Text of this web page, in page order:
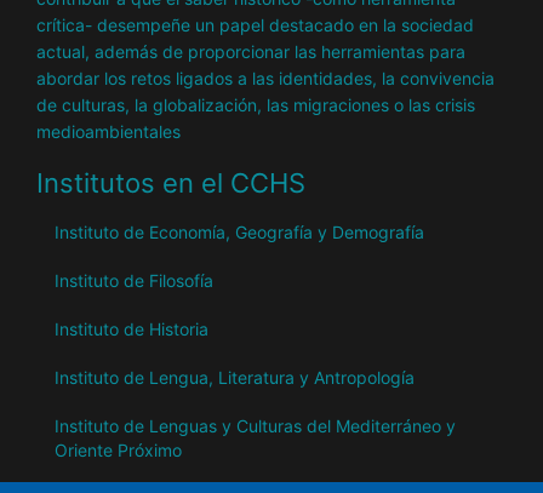
crítica- desempeñe un papel destacado en la sociedad
actual, además de proporcionar las herramientas para
abordar los retos ligados a las identidades, la convivencia
de culturas, la globalización, las migraciones o las crisis
medioambientales
Institutos en el CCHS
Instituto de Economía, Geografía y Demografía
Instituto de Filosofía
Instituto de Historia
Instituto de Lengua, Literatura y Antropología
Instituto de Lenguas y Culturas del Mediterráneo y
Oriente Próximo